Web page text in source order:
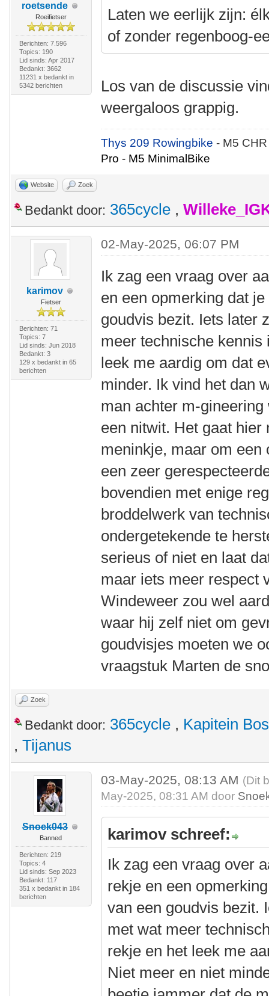
roetsende
Roeifietser
Berichten: 7.596
Topics: 190
Lid sinds: Apr 2017
Bedankt: 3662
11231 x bedankt in
5342 berichten
Laten we eerlijk zijn:
of zonder regenboog-
Los van de discussie
weergaloos grappig.
Thys 209 Rowingbike- M5
Pro - M5 MinimalBike
Website Zoek
Bedankt door: 365cycle ,
karimov
Fietser
Berichten: 71
Topics: 7
Lid sinds: Jun 2018
Bedankt: 3
129 x bedankt in 65
berichten
02-May-2025, 06:07 PM
Ik zag een vraag over
en een opmerking dat
goudvis bezit. Iets later
meer technische
leek me aardig om dat
minder. Ik vind het dan
man achter m-
een nitwit. Het gaat hier
meninkje, maar om een
een zeer
bovendien met enige
broddelwerk van
ondergetekende te
serieus of niet en laat
maar iets meer respect
Windeweer zou wel
waar hij zelf niet om
goudvisjes moeten we
vraagstuk Marten de
Zoek
Bedankt door: 365cycle , Kapitein
, Tijanus
Snoek043
Banned
Berichten: 219
Topics: 4
Lid sinds: Sep 2023
Bedankt: 117
351 x bedankt in 184
berichten
03-May-2025, 08:13 AM (Dit
May-2025, 08:31 AM door
karimov schreef:
Ik zag een vraag over
rekje en een
van een goudvis bezit.
met wat meer
rekje en het leek me
Niet meer en niet